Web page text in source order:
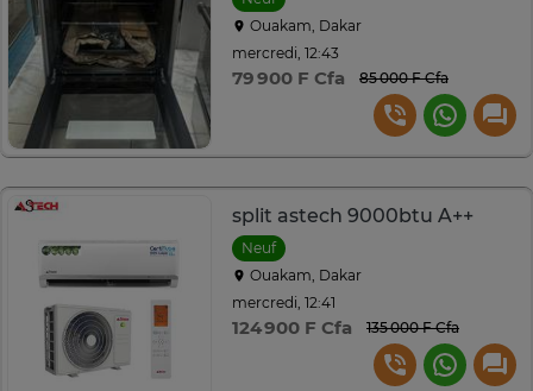
Ouakam, Dakar
mercredi, 12:43
79 900 F Cfa 85 000 F Cfa
split astech 9000btu A++
Neuf
Ouakam, Dakar
mercredi, 12:41
124 900 F Cfa 135 000 F Cfa